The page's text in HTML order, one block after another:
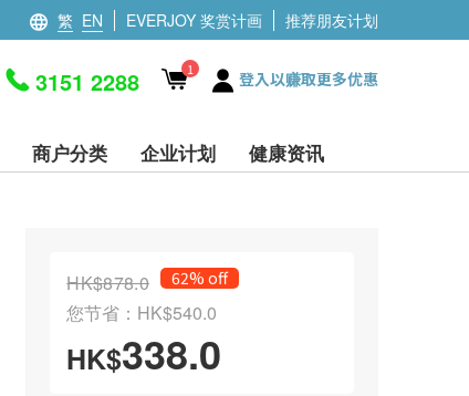
繁 EN EVERJOY 奖赏计画 推荐朋友计划
3151 2288 1 登入以赚取更多优惠
商户分类 企业计划 健康资讯
HK$878.0 62% off
您节省：HK$540.0
HK$338.0